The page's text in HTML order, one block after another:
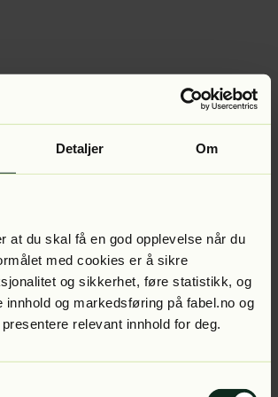
Detaljer Om
at du skal få en god opplevelse når du
med cookies er å sikre
og sikkerhet, føre statistikk, og
innhold og markedsføring på fabel.no og
relevant innhold for deg.